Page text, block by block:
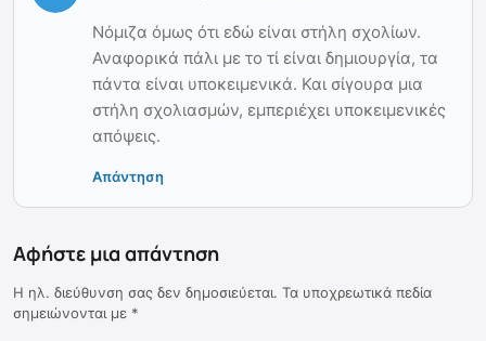
Νόμιζα όμως ότι εδώ είναι στήλη σχολίων.
Αναφορικά πάλι με το τί είναι δημιουργία, τα
πάντα είναι υποκειμενικά. Και σίγουρα μια
στήλη σχολιασμών, εμπεριέχει υποκειμενικές
απόψεις.
Απάντηση
Αφήστε μια απάντηση
Η ηλ. διεύθυνση σας δεν δημοσιεύεται. Τα υποχρεωτικά πεδία
σημειώνονται με *